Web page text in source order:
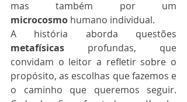
microcosmo humano individual.
metafísicas profundas, que
convidam o leitor a refletir sobre o
propósito, as escolhas que fazemos e
o caminho que queremos seguir.